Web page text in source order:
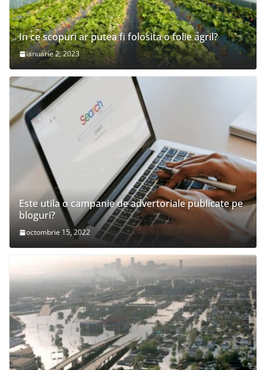
In ce scopuri ar putea fi folosita o folie agril?
ianuarie 2, 2023
Este utila o campanie de advertoriale publicate pe
bloguri?
octombrie 15, 2022